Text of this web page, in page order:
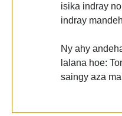
isika indray
indray
Ny ahy
lalana hoe:
saingy aza